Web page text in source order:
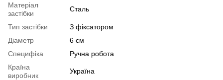
Матеріал
застібки
Сталь
Тип застібки
З фіксатором
Діаметр
6 см
Специфіка
Ручна робота
Країна
виробник
Україна